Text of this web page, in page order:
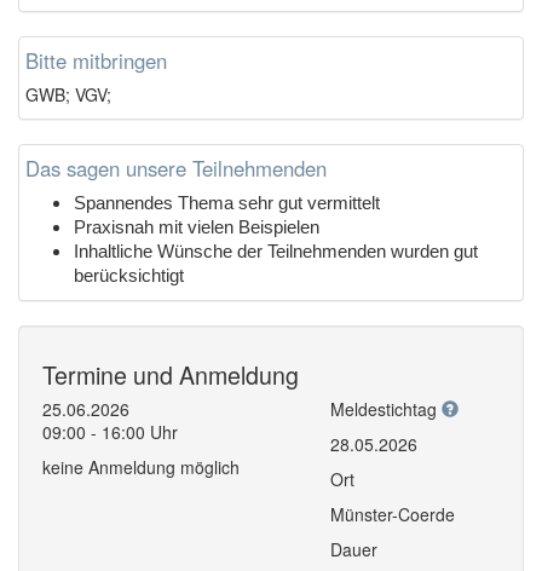
Bitte mitbringen
GWB; VGV;
Das sagen unsere Teilnehmenden
Spannendes Thema sehr gut vermittelt
Praxisnah mit vielen Beispielen
Inhaltliche Wünsche der Teilnehmenden wurden gut
berücksichtigt
Termine und Anmeldung
25.06.2026
09:00 - 16:00 Uhr
keine Anmeldung möglich
Meldestichtag
28.05.2026
Ort
Münster-Coerde
Dauer